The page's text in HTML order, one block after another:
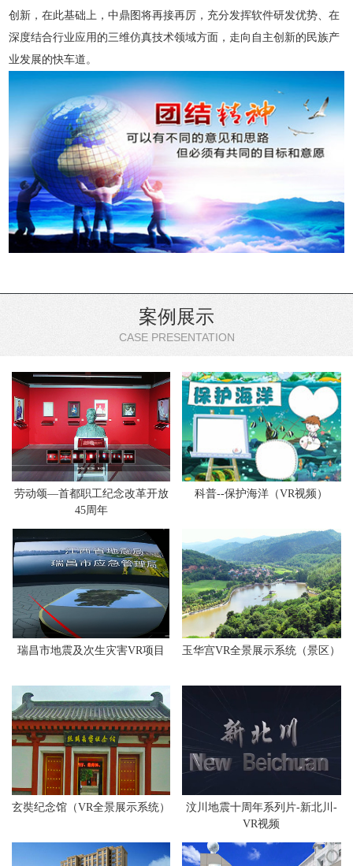
创新，在此基础上，中鼎图将再接再厉，充分发挥软件研发优势、在
深度结合行业应用的三维仿真技术领域方面，走向自主创新的民族产
业发展的快车道。
案例展示
CASE PRESENTATION
劳动颂—首都职工纪念改革开放
45周年
科普--保护海洋（VR视频）
瑞昌市地震及次生灾害VR项目 玉华宫VR全景展示系统（景区）
玄奘纪念馆（VR全景展示系统）
汶川地震十周年系列片-新北川-
VR视频